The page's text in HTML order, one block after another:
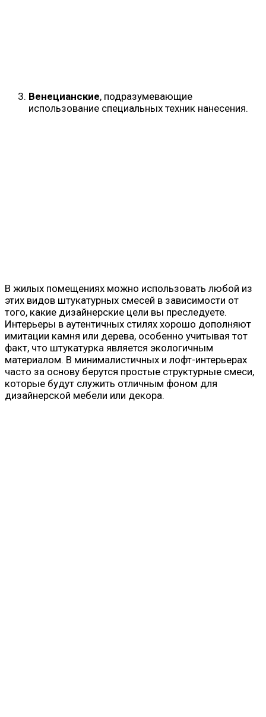
Венецианские, подразумевающие
использование специальных техник нанесения.
В жилых помещениях можно использовать любой из
этих видов штукатурных смесей в зависимости от
того, какие дизайнерские цели вы преследуете.
Интерьеры в аутентичных стилях хорошо дополняют
имитации камня или дерева, особенно учитывая тот
факт, что штукатурка является экологичным
материалом. В минималистичных и лофт-интерьерах
часто за основу берутся простые структурные смеси,
которые будут служить отличным фоном для
дизайнерской мебели или декора.